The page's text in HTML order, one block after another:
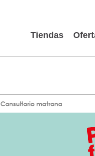
Tiendas
Consultorio matrona